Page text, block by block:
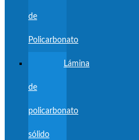
de
Policarbonato
Lámina
de
policarbonato
sólido